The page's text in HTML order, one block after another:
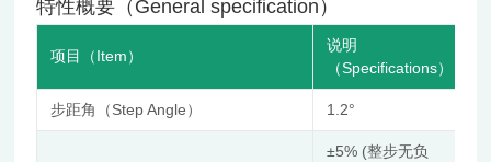
特性概要（General specification）
项目（Item）
说明
（Specifications）
步距角（Step Angle） 1.2°
±5% (整步无负